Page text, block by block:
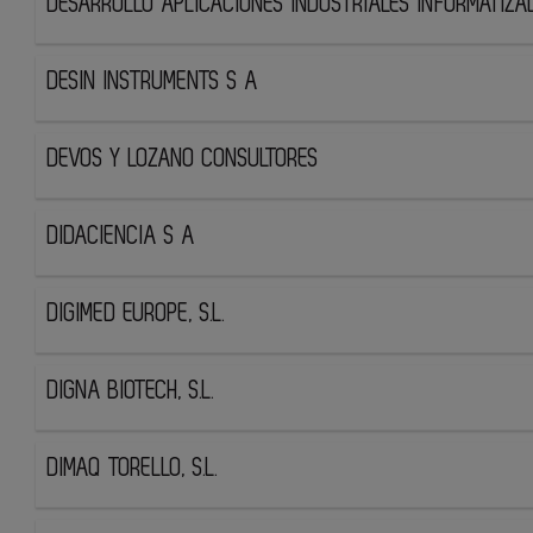
DESARROLLO APLICACIONES INDUSTRIALES
DESIN INSTRUMENTS S A
DEVOS Y LOZANO CONSULTORES
DIDACIENCIA S A
DIGIMED EUROPE, S.L.
DIGNA BIOTECH, S.L.
DIMAQ TORELLO, S.L.